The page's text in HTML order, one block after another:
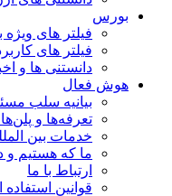
بورس
فیلتر های
فیلتر های
دانستنی ها و
هوش فعال
بیانیه سلب
تعرفه‌ها و
خدمات بین
ما که هستیم
ارتباط با ما
قوانین